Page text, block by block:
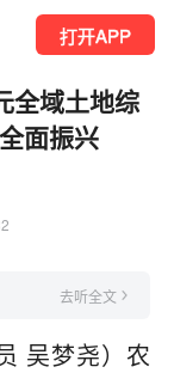
打开APP
全域土地综
面振兴
去听全文
吴梦尧）农